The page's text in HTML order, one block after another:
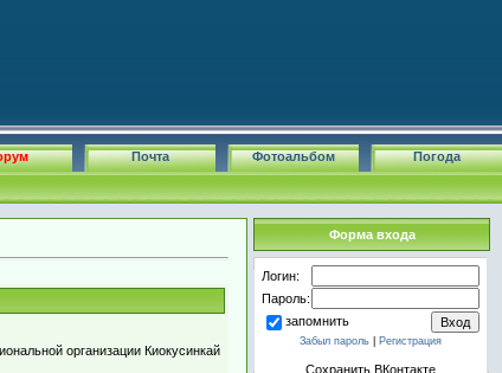
Погода
Фотоальбом
Почта
организации Киокусинкай
Форма входа
Логин:
Пароль:
запомнить
Забыл пароль Регистрация
Сохранить ВКонтакте